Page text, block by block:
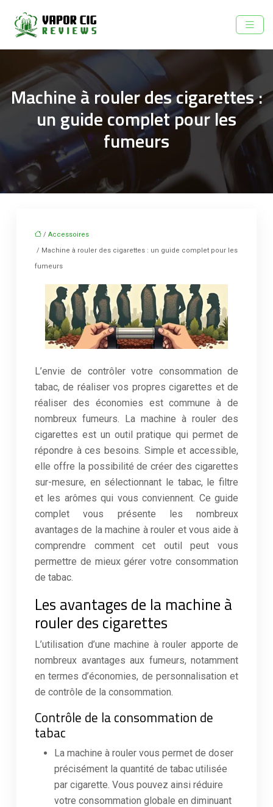
Machine à rouler des cigarettes :
un guide complet pour les
fumeurs
/ Accessoires
/ Machine à rouler des cigarettes : un guide complet pour les
fumeurs
L’envie de contrôler votre consommation de
tabac, de réaliser vos propres cigarettes et de
réaliser des économies est commune à de
nombreux fumeurs. La machine à rouler des
cigarettes est un outil pratique qui permet de
répondre à ces besoins. Simple et accessible,
elle offre la possibilité de créer des cigarettes
sur-mesure, en sélectionnant le tabac, le filtre
et les arômes qui vous conviennent. Ce guide
complet vous présente les nombreux
avantages de la machine à rouler et vous aide à
comprendre comment cet outil peut vous
permettre de mieux gérer votre consommation
de tabac.
Les avantages de la machine à
rouler des cigarettes
L’utilisation d’une machine à rouler apporte de
nombreux avantages aux fumeurs, notamment
en termes d’économies, de personnalisation et
de contrôle de la consommation.
Contrôle de la consommation de
tabac
La machine à rouler vous permet de doser
précisément la quantité de tabac utilisée
par cigarette. Vous pouvez ainsi réduire
votre consommation globale en diminuant